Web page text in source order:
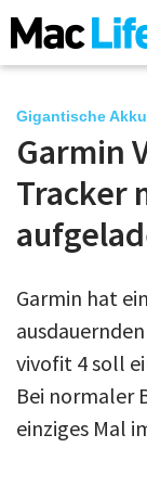
News
iPhone
iPad
Tests
Tipps
Magazine
Gigantische
Garmin
Tracker
Garmin hat
vivofit 4 soll
Bei normaler
einziges Mal